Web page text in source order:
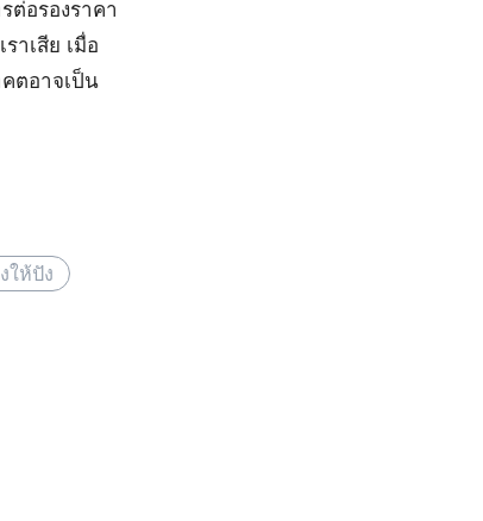
ต่อรองราคา
าเสีย เมื่อ
ตอาจเป็น
ให้ปัง